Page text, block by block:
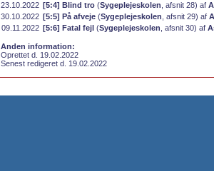
23.10.2022 [5:4] Blind tro (Sygeplejeskolen , afsnit 28) af
30.10.2022 [5:5] På afveje (Sygeplejeskolen , afsnit 29) af
09.11.2022 [5:6] Fatal fejl (Sygeplejeskolen , afsnit 30) af
Anden information:
Oprettet d. 19.02.2022
Senest redigeret d. 19.02.2022